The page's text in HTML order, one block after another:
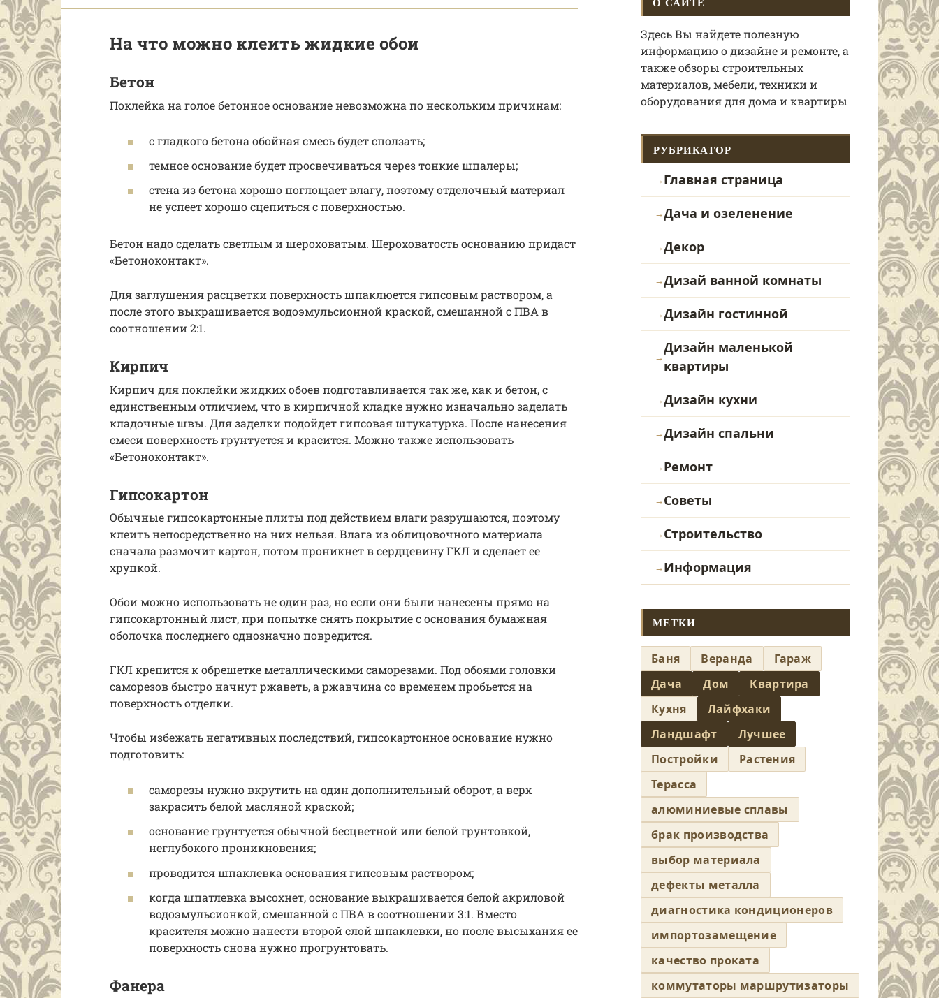
На что можно клеить жидкие обои
Бетон
Поклейка на голое бетонное основание невозможна по нескольким причинам:
с гладкого бетона обойная смесь будет сползать;
темное основание будет просвечиваться через тонкие шпалеры;
стена из бетона хорошо поглощает влагу, поэтому отделочный материал
не успеет хорошо сцепиться с поверхностью.
Бетон надо сделать светлым и шероховатым. Шероховатость основанию придаст
«Бетоноконтакт».
Для заглушения расцветки поверхность шпаклюется гипсовым раствором, а
после этого выкрашивается водоэмульсионной краской, смешанной с ПВА в
соотношении 2:1.
Кирпич
Кирпич для поклейки жидких обоев подготавливается так же, как и бетон, с
единственным отличием, что в кирпичной кладке нужно изначально заделать
кладочные швы. Для заделки подойдет гипсовая штукатурка. После нанесения
смеси поверхность грунтуется и красится. Можно также использовать
«Бетоноконтакт».
Гипсокартон
Обычные гипсокартонные плиты под действием влаги разрушаются, поэтому
клеить непосредственно на них нельзя. Влага из облицовочного материала
сначала размочит картон, потом проникнет в сердцевину ГКЛ и сделает ее
хрупкой.
Обои можно использовать не один раз, но если они были нанесены прямо на
гипсокартонный лист, при попытке снять покрытие с основания бумажная
оболочка последнего однозначно повредится.
ГКЛ крепится к обрешетке металлическими саморезами. Под обоями головки
саморезов быстро начнут ржаветь, а ржавчина со временем пробьется на
поверхность отделки.
Чтобы избежать негативных последствий, гипсокартонное основание нужно
подготовить:
саморезы нужно вкрутить на один дополнительный оборот, а верх
закрасить белой масляной краской;
основание грунтуется обычной бесцветной или белой грунтовкой,
неглубокого проникновения;
проводится шпаклевка основания гипсовым раствором;
когда шпатлевка высохнет, основание выкрашивается белой акриловой
водоэмульсионкой, смешанной с ПВА в соотношении 3:1. Вместо
красителя можно нанести второй слой шпаклевки, но после высыхания ее
поверхность снова нужно прогрунтовать.
Фанера
Здесь Вы найдете полезную
информацию о дизайне и ремонте, а
также обзоры строительных
материалов, мебели, техники и
оборудования для дома и квартиры
РУБРИКАТОР
Главная страница
Дача и озеленение
Декор
Дизай ванной комнаты
Дизайн гостинной
Дизайн маленькой
квартиры
Дизайн кухни
Дизайн спальни
Ремонт
Советы
Строительство
Информация
МЕТКИ
Баня Веранда
Гараж
Дача
Дом
Квартира
Кухня
Лайфхаки
Ландшафт
Лучшее
Постройки
Растения
Терасса
алюминиевые сплавы
брак производства
выбор материала
дефекты металла
диагностика кондиционеров
импортозамещение
качество проката
коммутаторы маршрутизаторы